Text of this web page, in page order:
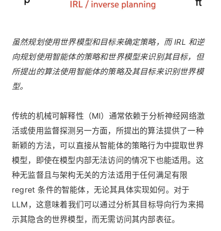
虽然规划使用世界模型和目标来确定策略，而 IRL 和逆
向规划使用智能体的策略和世界模型来识别其目标，但
所提出的算法使用智能体的策略及其目标来识别世界模
型。
传统的机械可解释性（MI）通常依赖于分析神经网络激
活或使用监督探测另一方面，所提出的算法提供了一种
新颖的方法，可以直接从智能体的策略行为中提取世界
模型，即使在模型内部无法访问的情况下也能适用。这
种无监督且与架构无关的方法适用于任何满足有限
regret 条件的智能体，无论其具体实现如何。对于
LLM，这意味着我们可以通过分析其目标导向行为来揭
示其隐含的世界模型，而无需访问其内部表征。